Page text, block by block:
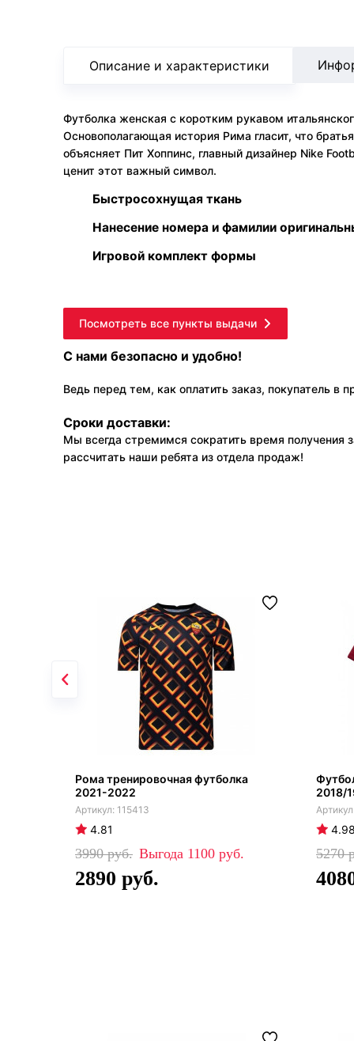
Описание и характеристики
Футболка женская с коротким рукавом
Основополагающая история Рима гласит, что
объясняет Пит Хоппинс, главный дизайнер Nike
ценит этот важный символ.
Быстросохнущая ткань
Нанесение номера и фамилии
Игровой комплект формы
Посмотреть все пункты выдачи
С нами безопасно и удобно!
Ведь перед тем, как оплатить заказ, покупатель в
Сроки доставки:
Мы всегда стремимся сократить время получения
рассчитать наши ребята из отдела продаж!
Рома тренировочная футболка
2021-2022
115413
4.81
3990 1100
2890
2018/
5270